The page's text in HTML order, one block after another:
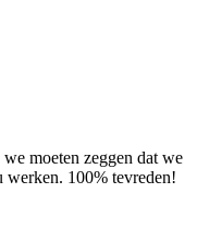
moeten zeggen dat we
werken. 100% tevreden!